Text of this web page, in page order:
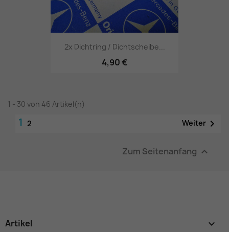
2x Dichtring / Dichtscheibe...
4,90 €
1 - 30 von 46 Artikel(n)
1 2 Weiter 
Zum Seitenanfang 
Artikel 